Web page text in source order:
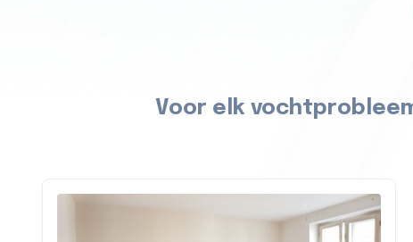
Voor elk